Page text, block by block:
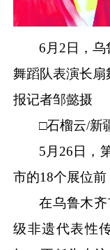
6月2日，
舞蹈队表演长
报记者邹懿摄
□石榴云/新
5月26日，
市的18个展位前
在乌鲁木
级非遗代表性